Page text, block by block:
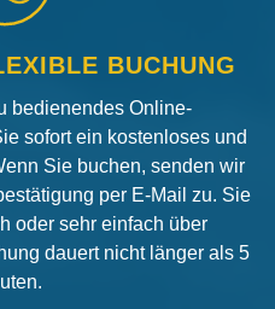
BUCHUNG
bedienendes Online-
sofort ein kostenloses und
Sie buchen, senden wir
per E-Mail zu. Sie
oder sehr einfach über
dauert nicht länger als 5